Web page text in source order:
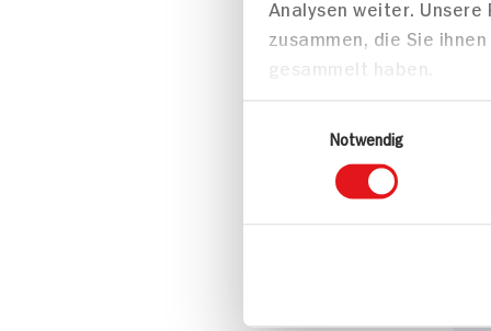
Analysen weiter.
zusammen, die Sie
gesammelt haben.
Notwendig